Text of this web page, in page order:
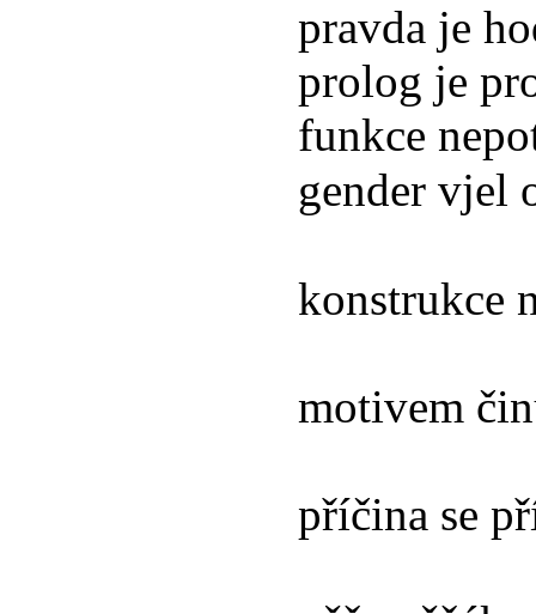
pravda je
prolog je
funkce
gender vjel
konstrukce
motivem
příčina se